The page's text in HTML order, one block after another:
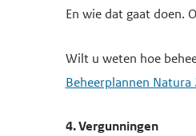
En wie dat gaat doen.
Wilt u weten hoe
Beheerplannen
4. Vergunningen